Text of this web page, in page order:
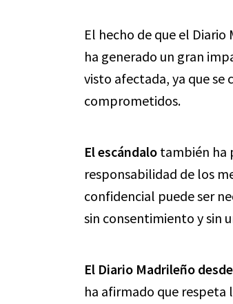
El hecho de que el
ha generado un gran
visto afectada, ya que se
comprometidos.
El escándalo también ha
responsabilidad de los
confidencial puede ser
sin consentimiento y sin
El Diario Madrileño
ha afirmado que respeta